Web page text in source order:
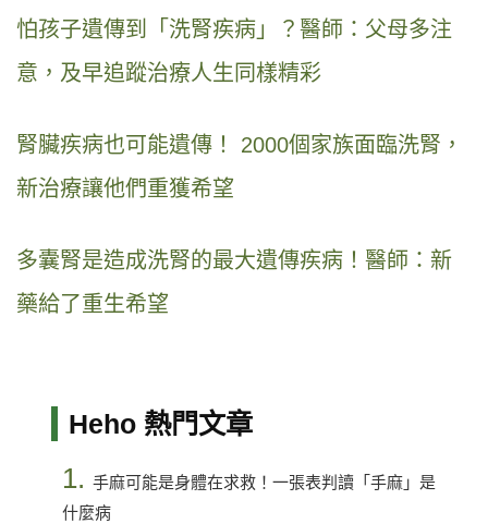
怕孩子遺傳到「洗腎疾病」？醫師：父母多注
意，及早追蹤治療人生同樣精彩
腎臟疾病也可能遺傳！ 2000個家族面臨洗腎，
新治療讓他們重獲希望
多囊腎是造成洗腎的最大遺傳疾病！醫師：新
藥給了重生希望
Heho 熱門文章
1. 手麻可能是身體在求救！一張表判讀「手麻」是
什麼病